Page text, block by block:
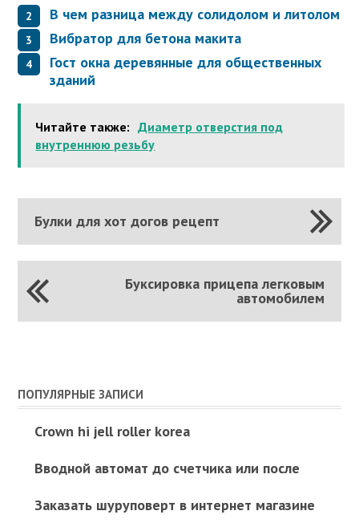
В чем разница между солидолом и литолом
Вибратор для бетона макита
Гост окна деревянные для общественных
зданий
Читайте также: Диаметр отверстия под
внутреннюю резьбу
Булки для хот догов рецепт
Буксировка прицепа легковым
автомобилем
ПОПУЛЯРНЫЕ ЗАПИСИ
Crown hi jell roller korea
Вводной автомат до счетчика или после
Заказать шуруповерт в интернет магазине